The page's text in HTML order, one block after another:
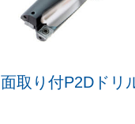
面取り付P2Dドリ